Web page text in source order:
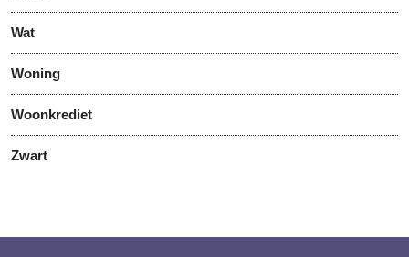
Wat
Woning
Woonkrediet
Zwart